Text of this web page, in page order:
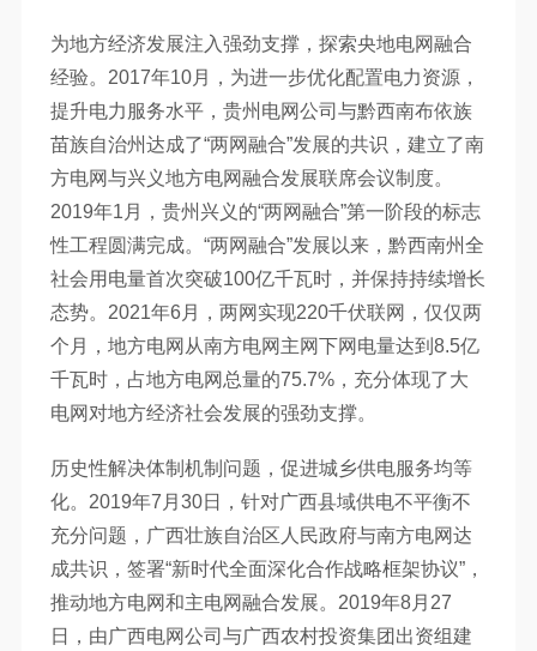
为地方经济发展注入强劲支撑，探索央地电网融合
经验。2017年10月，为进一步优化配置电力资源，
提升电力服务水平，贵州电网公司与黔西南布依族
苗族自治州达成了“两网融合”发展的共识，建立了南
方电网与兴义地方电网融合发展联席会议制度。
2019年1月，贵州兴义的“两网融合”第一阶段的标志
性工程圆满完成。“两网融合”发展以来，黔西南州全
社会用电量首次突破100亿千瓦时，并保持持续增长
态势。2021年6月，两网实现220千伏联网，仅仅两
个月，地方电网从南方电网主网下网电量达到8.5亿
千瓦时，占地方电网总量的75.7%，充分体现了大
电网对地方经济社会发展的强劲支撑。
历史性解决体制机制问题，促进城乡供电服务均等
化。2019年7月30日，针对广西县域供电不平衡不
充分问题，广西壮族自治区人民政府与南方电网达
成共识，签署“新时代全面深化合作战略框架协议”，
推动地方电网和主电网融合发展。2019年8月27
日，由广西电网公司与广西农村投资集团出资组建